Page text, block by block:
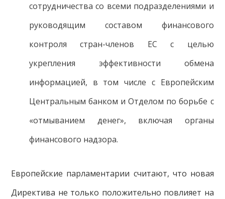
сотрудничества со всеми подразделениями и
руководящим составом финансового
контроля стран-членов ЕС с целью
укрепления эффективности обмена
информацией, в том числе с Европейским
Центральным банком и Отделом по борьбе с
«отмыванием денег», включая органы
финансового надзора.
Европейские парламентарии считают, что новая
Директива не только положительно повлияет на